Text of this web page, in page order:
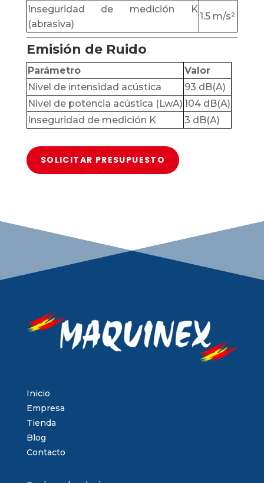
Inseguridad de medición K
(abrasiva)
1.5 m/s²
Emisión de Ruido
Parámetro
Valor
Nivel de intensidad acústica
93 dB(A)
Nivel de potencia acústica (LwA) 104 dB(A)
Inseguridad de medición K
3 dB(A)
SOLICITAR PRESUPUESTO
Inicio
Empresa
Tienda
Blog
Contacto